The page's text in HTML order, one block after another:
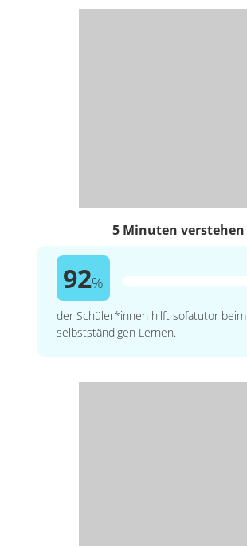
5 Minuten verstehen
92%
der Schüler*innen hilft sofatutor beim
selbstständigen Lernen.